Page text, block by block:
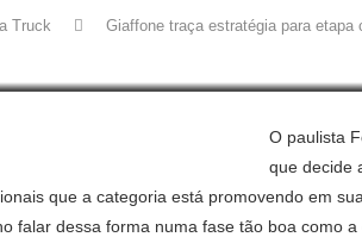
Truck Giaffone traça estratégia para etapa
O paulista
que decide
que a categoria está promovendo em
falar dessa forma numa fase tão boa como